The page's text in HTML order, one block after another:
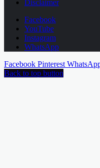
Disclaimer
Facebook
YouTube
Instagram
WhatsApp
Facebook Pinterest
Back to top button